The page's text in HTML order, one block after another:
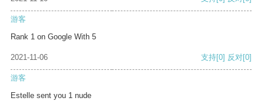
游客
Rank 1 on Google With 5
2021-11-06 支持[0] 反对[0]
游客
Estelle sent you 1 nude